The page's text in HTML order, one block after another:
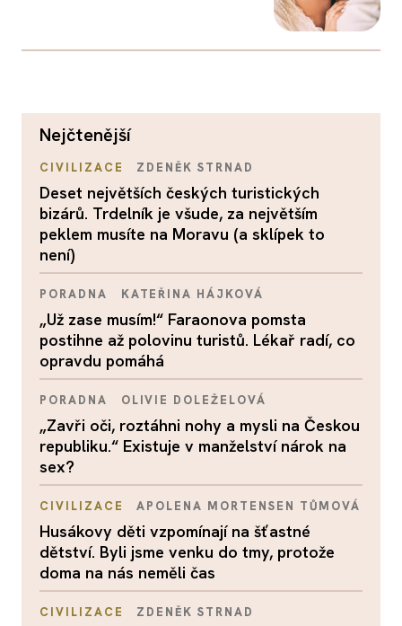
nejčtenější
CIVILIZACE ZDENĚK STRNAD
Deset největších českých turistických
bizárů. Trdelník je všude, za největším
peklem musíte na Moravu (a sklípek to
není)
PORADNA KATEŘINA HÁJKOVÁ
„Už zase musím!“ Faraonova pomsta
postihne až polovinu turistů. Lékař radí, co
opravdu pomáhá
PORADNA OLIVIE DOLEŽELOVÁ
„Zavři oči, roztáhni nohy a mysli na Českou
republiku.“ Existuje v manželství nárok na
sex?
CIVILIZACE APOLENA MORTENSEN TŮMOVÁ
Husákovy děti vzpomínají na šťastné
dětství. Byli jsme venku do tmy, protože
doma na nás neměli čas
CIVILIZACE ZDENĚK STRNAD